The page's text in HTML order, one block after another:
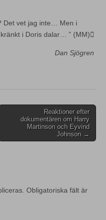
Det vet jag inte… Men i
i Doris dalar… ” (MM)
Dan Sjögren
Reaktioner efter
dokumentären om Harry
Martinson och Eyvind
Johnson →
Obligatoriska fält är